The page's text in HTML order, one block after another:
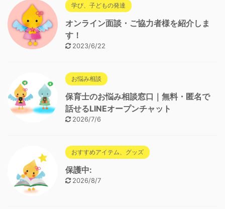
学び、子どもの発達
オンライン面談・ご協力者様を紹介しま
す！
2023/6/22
お悩み相談
保育士のお悩み相談窓口｜無料・匿名で
話せるLINEオープンチャット
2026/7/6
おすすめアイテム、グッズ
保護中:
2026/8/7